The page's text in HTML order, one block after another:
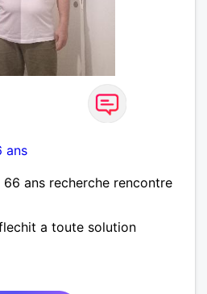
ans
ans recherche rencontre
a toute solution